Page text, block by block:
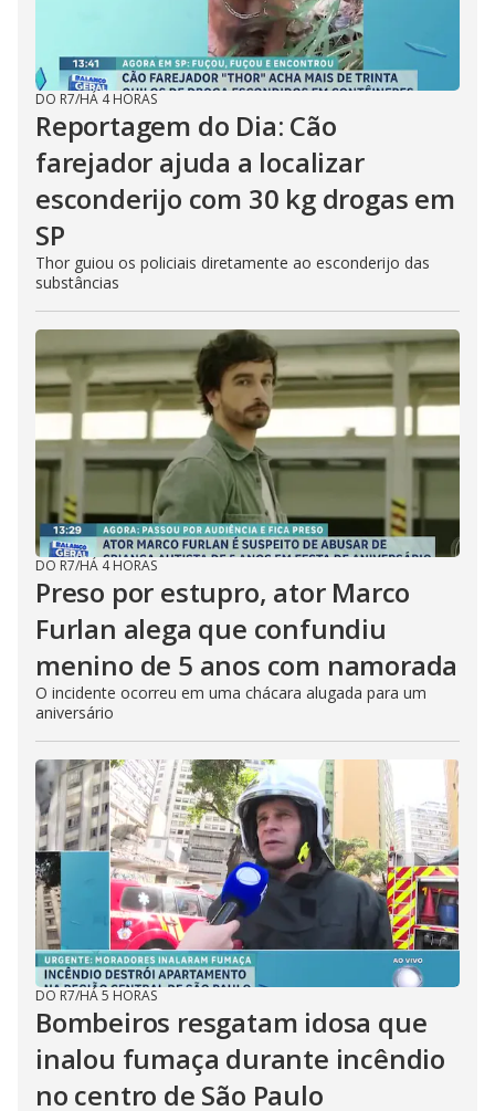
DO R7/HÁ 4 HORAS
Reportagem do Dia: Cão
farejador ajuda a localizar
esconderijo com 30 kg drogas em
SP
Thor guiou os policiais diretamente ao esconderijo das
substâncias
DO R7/HÁ 4 HORAS
Preso por estupro, ator Marco
Furlan alega que confundiu
menino de 5 anos com namorada
O incidente ocorreu em uma chácara alugada para um
aniversário
DO R7/HÁ 5 HORAS
Bombeiros resgatam idosa que
inalou fumaça durante incêndio
no centro de São Paulo